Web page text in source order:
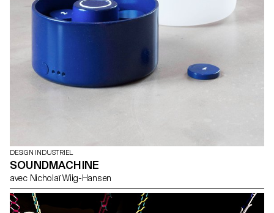
DESIGN INDUSTRIEL
SOUNDMACHINE
avec Nicholaï Wiig-Hansen